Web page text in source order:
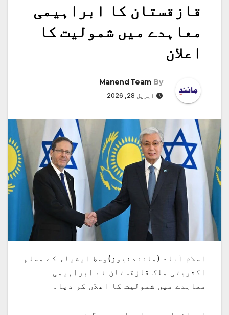
قازقستان کا ابراہیمی
معاہدے میں شمولیت کا
اعلان
By
Manend Team
اپریل 28, 2026
اسلام آباد (مانندنیوز)وسطِ ایشیاء کے مسلم
اکثریتی ملک قازقستان نے ابراہیمی
معاہدے میں شمولیت کا اعلان کر دیا۔